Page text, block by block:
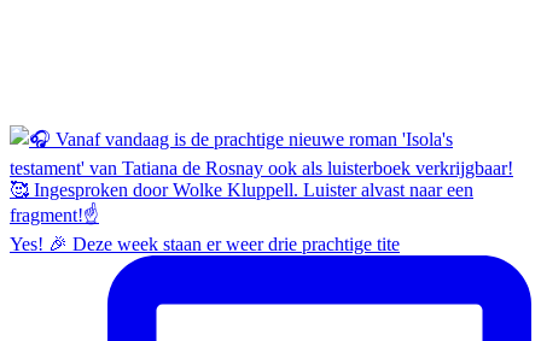
Yes! 🎉 Deze week staan er weer drie prachtige tite